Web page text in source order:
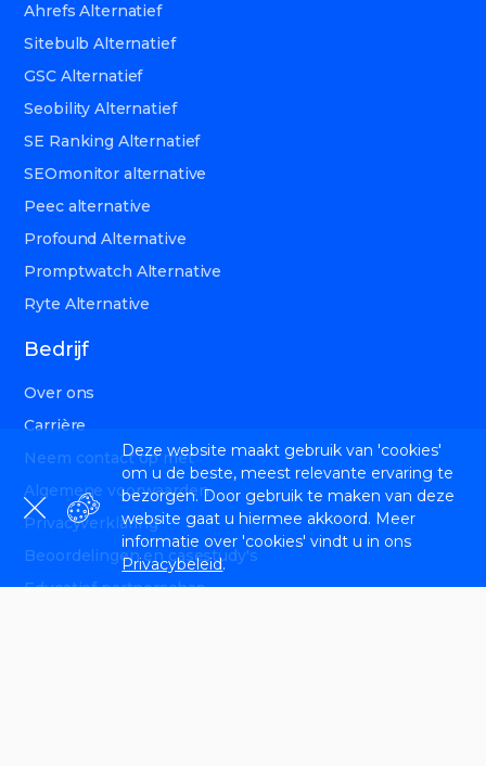
Ahrefs Alternatief
Sitebulb Alternatief
GSC Alternatief
Seobility Alternatief
SE Ranking Alternatief
SEOmonitor alternative
Peec alternative
Profound Alternative
Promptwatch Alternative
Ryte Alternative
Bedrijf
Over ons
Carrière
Neem contact op met
Algemene voorwaarden
Privacyverklaring
Beoordelingen en casestudy's
Educatief partnerschap
Deze website maakt gebruik van 'cookies'
om u de beste, meest relevante ervaring te
bezorgen. Door gebruik te maken van deze
website gaat u hiermee akkoord. Meer
informatie over 'cookies' vindt u in ons
Privacybeleid.